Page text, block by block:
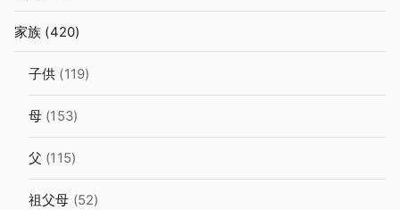
家族 (420)
子供 (119)
母 (153)
父 (115)
祖父母 (52)